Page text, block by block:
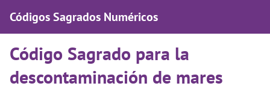
Códigos Sagrados Numéricos
Código Sagrado para la
descontaminación de mares